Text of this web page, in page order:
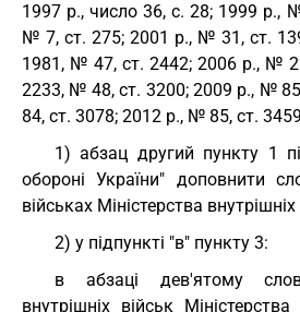
1997 р., число 36, с. 28; 1999 р.,
№ 7, ст. 275; 2001 р., № 31, ст.
1981, № 47, ст. 2442; 2006 р., №
2233, № 48, ст. 3200; 2009 р., №
84, ст. 3078; 2012 р., № 85, ст.
1) абзац другий пункту 1
обороні України" доповнити
військах Міністерства
2) у підпункті "в" пункту 3:
в абзаці дев'ятому
внутрішніх військ